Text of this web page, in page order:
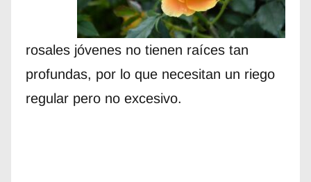
rosales jóvenes no tienen raíces tan
profundas, por lo que necesitan un riego
regular pero no excesivo.